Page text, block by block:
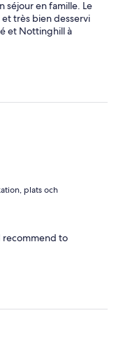
séjour en famille. Le
très bien desservi
et Nottinghill à
plats och
recommend to